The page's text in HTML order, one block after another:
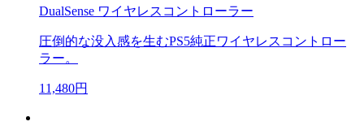
DualSense ワイヤレスコントローラー
圧倒的な没入感を生むPS5純正ワイヤレスコントロー
ラー。
11,480円